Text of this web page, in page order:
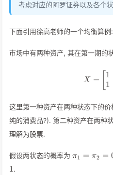
考虑对应的阿罗证券以及各个
下面引用徐高老师的一个均衡算例:
市场中有两种资产, 其在第一期的
X =
1
1
这里第一种资产在两种状态下的
纯的消费品?). 第二种资产在两种
理解为股票.
假设两状态的概率为 \pi_1
π1 = π2 =
1.